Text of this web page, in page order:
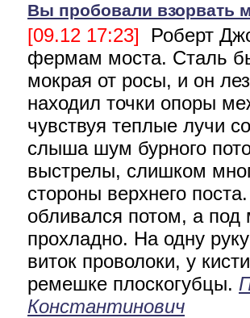
Вы пробовали взорвать
[09.12 17:23] Роберт
фермам моста. Сталь
мокрая от росы, и он
находил точки опоры
чувствуя теплые лучи
слыша шум бурного
выстрелы, слишком
стороны верхнего
обливался потом, а
прохладно. На одну
виток проволоки, у
ре­мешке плоскогубцы.
Константинович